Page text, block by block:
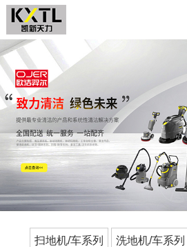
扫地机/车系列 洗地机/车系列